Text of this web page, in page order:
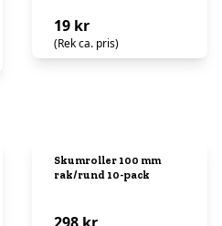
19 kr
(Rek ca. pris)
Skumroller 100 mm
rak/rund 10-pack